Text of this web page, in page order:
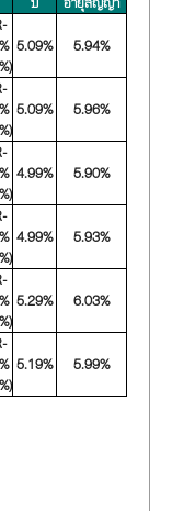
5.09% 5.94%
5.09% 5.96%
4.99% 5.90%
4.99% 5.93%
5.29% 6.03%
5.19% 5.99%